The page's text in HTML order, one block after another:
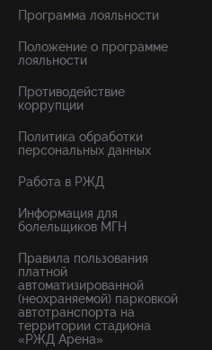
Программа лояльности
Положение о программе
лояльности
Противодействие
коррупции
Политика обработки
персональных данных
Работа в РЖД
Информация для
болельщиков МГН
Правила пользования
платной
автоматизированной
(неохраняемой) парковкой
автотранспорта на
территории стадиона
«РЖД Арена»